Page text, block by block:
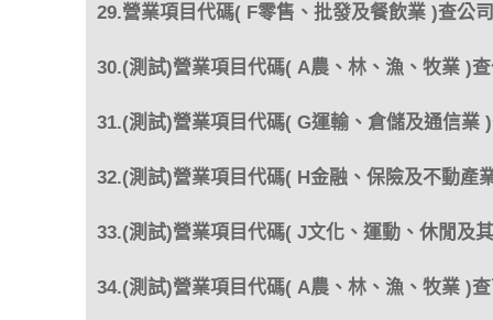
29.營業項目代碼( F零售、批發及餐飲業 )查公司
30.(測試)營業項目代碼( A農、林、漁、牧業 )
31.(測試)營業項目代碼( G運輸、倉儲及通信業
32.(測試)營業項目代碼( H金融、保險及不動產
33.(測試)營業項目代碼( J文化、運動、休閒及
34.(測試)營業項目代碼( A農、林、漁、牧業 )